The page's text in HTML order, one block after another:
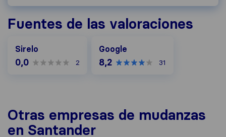
Fuentes de las valoraciones
Sirelo
0,0 2
Google
8,2 31
Otras empresas de mudanzas
en Santander